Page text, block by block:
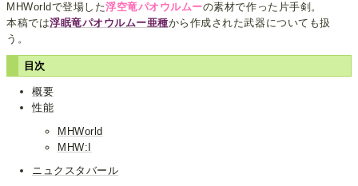
MHWorldで登場した浮空竜パオウルムーの素材で作った片手剣。
本稿では浮眠竜パオウルムー亜種から作成された武器についても扱
う。
目次
概要
性能
MHWorld
MHW:I
ニュクスタバール